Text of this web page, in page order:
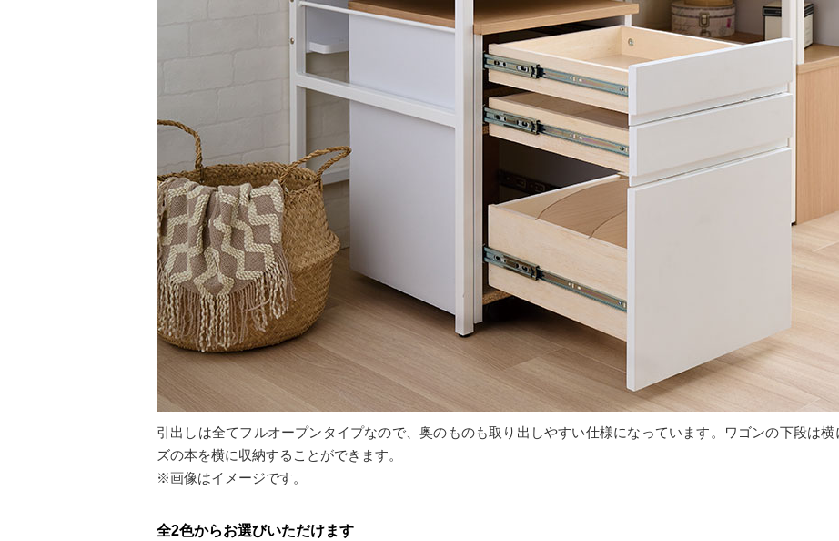
引出しは全てフルオープンタイプなので、奥のものも取り出しやすい仕様になっています。ワゴンの下段は
ズの本を横に収納することができます。
※画像はイメージです。
全2色からお選びいただけます